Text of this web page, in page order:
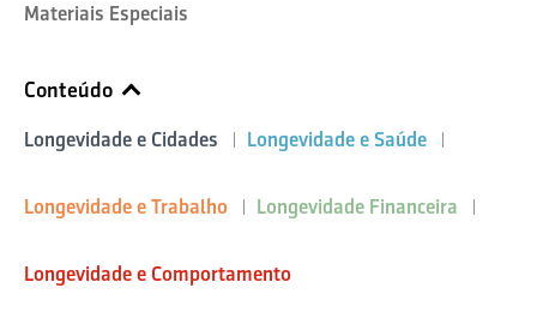
Materiais Especiais
Conteúdo
Longevidade e Cidades Longevidade e Saúde
Longevidade e Trabalho Longevidade Financeira
Longevidade e Comportamento